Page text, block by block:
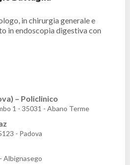
in chirurgia generale e
in endoscopia digestiva con
– Policlinico
1 - 35031 - Abano Terme
- Padova
Albignasego